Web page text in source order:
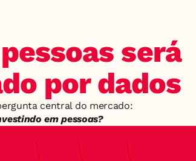
será
por dados
em pessoas?